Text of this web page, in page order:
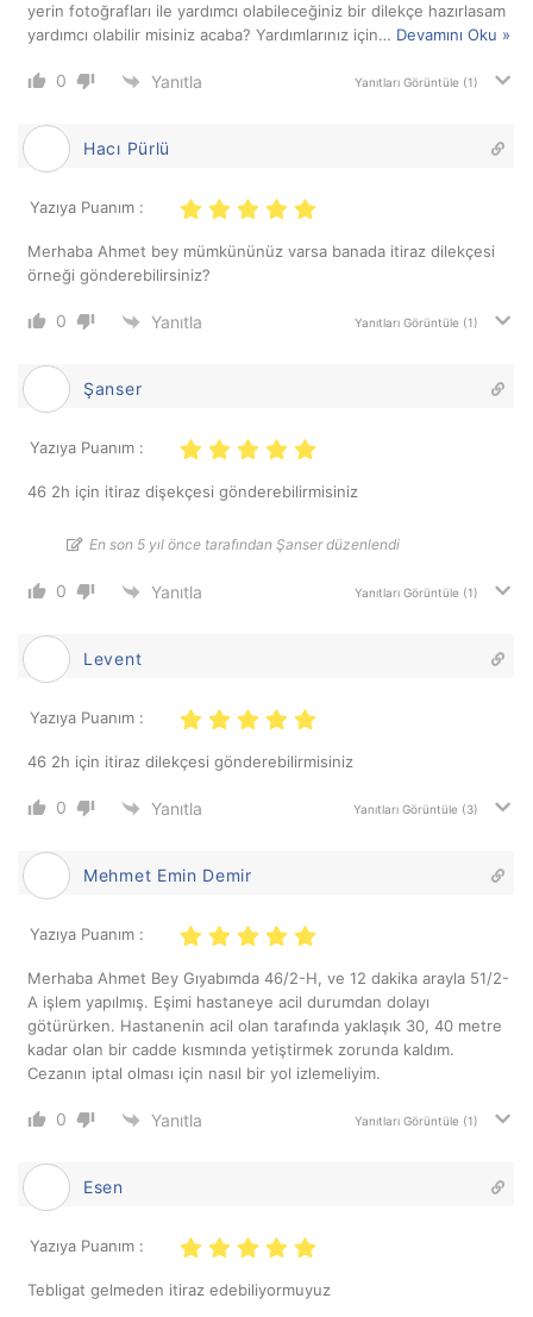
yerin fotoğrafları ile yardımcı olabileceğiniz bir dilekçe hazırlasam
yardımcı olabilir misiniz acaba? Yardımlarınız için… Devamını Oku »
0 Yanıtla Yanıtları Görüntüle (1)
Hacı Pürlü
Yazıya Puanım :
Merhaba Ahmet bey mümkününüz varsa banada itiraz dilekçesi
örneği gönderebilirsiniz?
0 Yanıtla Yanıtları Görüntüle (1)
Şanser
Yazıya Puanım :
46 2h için itiraz dişekçesi gönderebilirmisiniz
En son 5 yıl önce tarafından Şanser düzenlendi
0 Yanıtla Yanıtları Görüntüle (1)
Levent
Yazıya Puanım :
46 2h için itiraz dilekçesi gönderebilirmisiniz
0 Yanıtla Yanıtları Görüntüle (3)
Mehmet Emin Demir
Yazıya Puanım :
Merhaba Ahmet Bey Gıyabımda 46/2-H, ve 12 dakika arayla 51/2-
A işlem yapılmış. Eşimi hastaneye acil durumdan dolayı
götürürken. Hastanenin acil olan tarafında yaklaşık 30, 40 metre
kadar olan bir cadde kısmında yetiştirmek zorunda kaldım.
Cezanın iptal olması için nasıl bir yol izlemeliyim.
0 Yanıtla Yanıtları Görüntüle (1)
Esen
Yazıya Puanım :
Tebligat gelmeden itiraz edebiliyormuyuz